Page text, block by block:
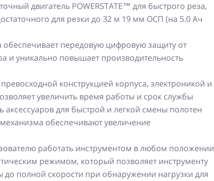
двигатель POWERSTATE™ для быстрого реза,
для резки до 32 м 19 мм ОСП (на 5.0 Aч
обеспечивает передовую цифровую защиту от
и уникально повышает производительность
конструкцией корпуса, электроникой и
увеличить время работы и срок службы
аксессуаров для быстрой и легкой смены полотен
обеспечивают увеличение
работать инструментом в любом положении
режимом, который позволяет инструменту
полной скорости при обнаружении нагрузки для